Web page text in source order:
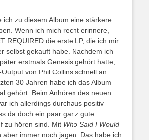
ich zu diesem Album eine stärkere
Wenn ich mich recht erinnere,
REQUIRED die erste LP, die ich mir
selbst gekauft habe. Nachdem ich
erstmals Genesis gehört hatte,
von Phil Collins schnell an
30 Jahren habe ich das Album
gehört. Beim Anhören des neuen
ich allerdings durchaus positiv
da doch ein paar ganz gute
zu hören sind. Mit Who Said I Would
aber immer noch jagen. Das habe ich